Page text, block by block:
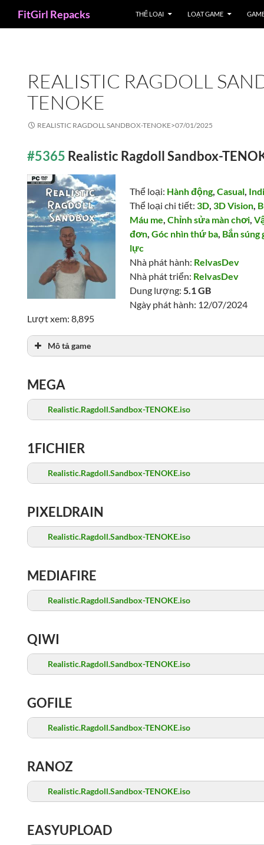
FitGirl Repacks THỂ LOẠI LOẠT GAME
REALISTIC RAGDOLL
TENOKE
REALISTIC RAGDOLL SANDBOX-TENOKE>07/01/2025
#5365 Realistic Ragdoll Sandbox-
Thể loại: Hành động,Casual,
Thể loại chi tiết: 3D, 3D Vision,
Máu me,Chỉnh sửa màn chơi,
đơn,Góc nhìn thứ ba, Bắn súng
lực
Nhà phát hành: RelvasDev
Nhà phát triển: RelvasDev
Dung lượng:5.1 GB
Ngày phát hành: 12/07/2024
Lượt xem: 8,895
Mô tả game
MEGA
Realistic.Ragdoll.Sandbox-TENOKE.iso
1FICHIER
Realistic.Ragdoll.Sandbox-TENOKE.iso
PIXELDRAIN
Realistic.Ragdoll.Sandbox-TENOKE.iso
MEDIAFIRE
Realistic.Ragdoll.Sandbox-TENOKE.iso
QIWI
Realistic.Ragdoll.Sandbox-TENOKE.iso
GOFILE
Realistic.Ragdoll.Sandbox-TENOKE.iso
RANOZ
Realistic.Ragdoll.Sandbox-TENOKE.iso
EASYUPLOAD